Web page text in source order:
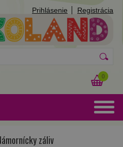
Prihlásenie Registrácia
0
záliv